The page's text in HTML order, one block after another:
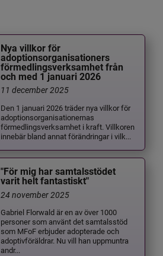
Nya villkor för
adoptionsorganisationers
förmedlingsverksamhet från
och med 1 januari 2026
11 december 2025
Den 1 januari 2026 träder nya villkor för
adoptionsorganisationernas
förmedlingsverksamhet i kraft. Villkoren
innebär bland annat förändringar i vilk...
"För mig har samtalsstödet
varit helt fantastiskt"
24 november 2025
Gabriel Florwald är en av över 1000
personer som använt det samtalsstöd
som MFoF erbjuder adopterade och
adoptivföräldrar. Nu vill han uppmuntra
andr...